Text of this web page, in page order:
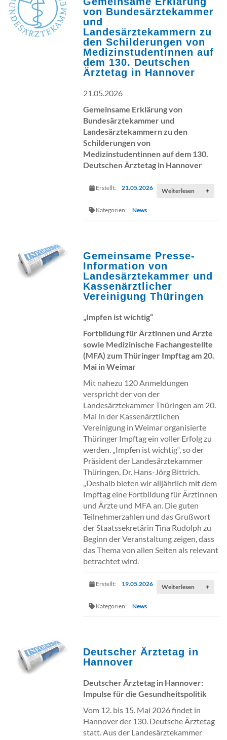
von Bundesärztekammer
und
Landesärztekammern zu
den Schilderungen von
Medizinstudentinnen auf
dem 130. Deutschen
Ärztetag in Hannover
21.05.2026
Gemeinsame Erklärung von
Bundesärztekammer und
Landesärztekammern zu den
Schilderungen von
Medizinstudentinnen auf dem 130.
Deutschen Ärztetag in Hannover
Erstellt: 21.05.2026
Kategorien: News
Weiterlesen +
Gemeinsame Presse-
Information von
Landesärztekammer und
Kassenärztlicher
Vereinigung Thüringen
„Impfen ist wichtig“
Fortbildung für Ärztinnen und Ärzte
sowie Medizinische Fachangestellte
(MFA) zum Thüringer Impftag am 20.
Mai in Weimar
Mit nahezu 120 Anmeldungen
verspricht der von der
Landesärztekammer Thüringen am 20.
Mai in der Kassenärztlichen
Vereinigung in Weimar organisierte
Thüringer Impftag ein voller Erfolg zu
werden. „Impfen ist wichtig“, so der
Präsident der Landesärztekammer
Thüringen, Dr. Hans-Jörg Bittrich.
„Deshalb bieten wir alljährlich mit dem
Impftag eine Fortbildung für Ärztinnen
und Ärzte und MFA an. Die guten
Teilnehmerzahlen und das Grußwort
der Staatssekretärin Tina Rudolph zu
Beginn der Veranstaltung zeigen, dass
das Thema von allen Seiten als relevant
betrachtet wird.
Erstellt: 19.05.2026
Kategorien: News
Weiterlesen +
Deutscher Ärztetag in
Hannover
Deutscher Ärztetag in Hannover:
Impulse für die Gesundheitspolitik
Vom 12. bis 15. Mai 2026 findet in
Hannover der 130. Deutsche Ärztetag
statt. Aus der Landesärztekammer